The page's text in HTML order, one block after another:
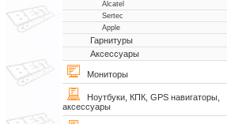
Alcatel
Sertec
Apple
Гарнитуры
Аксессуары
Мониторы
Ноутбуки, КПК, GPS навигаторы,
аксессуары